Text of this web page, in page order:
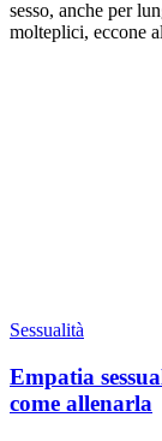
sesso, anche per
molteplici, eccone
Sessualità
Empatia
come allenarla